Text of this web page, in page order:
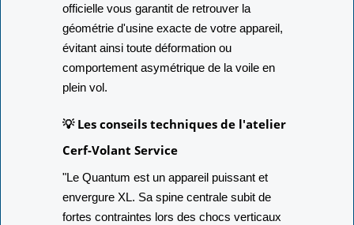
officielle vous garantit de retrouver la
géométrie d'usine exacte de votre appareil,
évitant ainsi toute déformation ou
comportement asymétrique de la voile en
plein vol.
💡 Les conseils techniques de l'atelier
Cerf-Volant Service
"Le Quantum est un appareil puissant et
envergure XL. Sa spine centrale subit de
fortes contraintes lors des chocs verticaux